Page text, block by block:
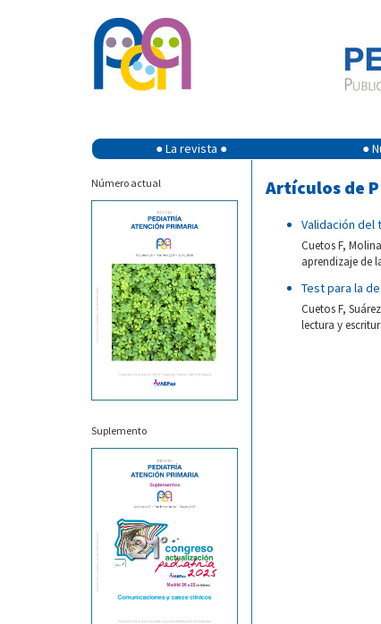
● La revista ● ●
Número actual
Suplemento
Artículos de
Validación
Cuetos F,
aprendizaje de
Test para la
Cuetos F,
lectura y